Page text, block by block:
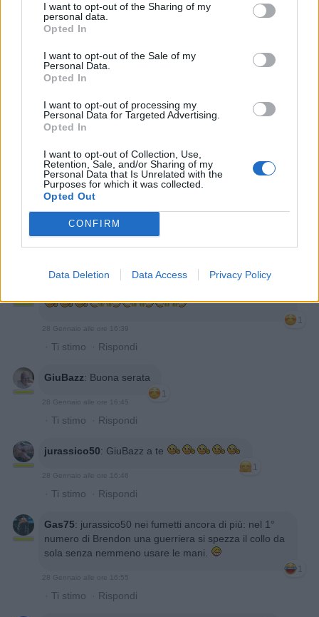
I want to opt-out of the Sharing of my
personal data.
Opted In
I want to opt-out of the Sale of my
Personal Data.
Opted In
I want to opt-out of processing my
Personal Data for Targeted Advertising.
Opted In
I want to opt-out of Collection, Use,
Retention, Sale, and/or Sharing of my
Personal Data that Is Unrelated with the
Purposes for which it was collected.
Opted Out
CONFIRM
Data Deletion Data Access Privacy Policy
Stime: 9
Ti stimo fratello
Link
Salva
Burro
1
28 Gennaio alle ore 16:39
· Ti stimo · Rispondi
GiuBazz: Buona serata
1
28 Gennaio alle ore 16:45
· Ti stimo · Rispondi
jurassico50: GiuBazz a te
1
28 Gennaio alle ore 16:46
· Ti stimo · Rispondi
Gas75: jurassico50 nei fumetti ancora di più: nel 1°
numero di Brendon una guerriera si spezza il collo da
sola senza nemmeno usare le mani.
1
28 Gennaio alle ore 16:55
· Ti stimo · Rispondi